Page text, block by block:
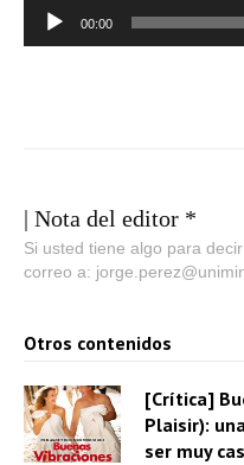
e
u
c
t
r
d
e
a
00:00
| Nota del editor *
Si usted tiene algo para
correo a:
Otros contenidos
[Crítica]
Plaisir):
ser muy